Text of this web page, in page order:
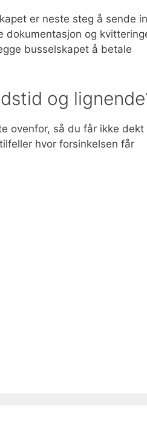
er neste steg å sende
dokumentasjon og
busselskapet å betale
og
ovenfor, så du får ikke dekt
hvor forsinkelsen får